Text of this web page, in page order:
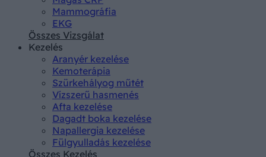
Mammográfia
EKG
Összes Vizsgálat
Kezelés
Aranyér kezelése
Kemoterápia
Szürkehályog műtét
Vízszerű hasmenés
Afta kezelése
Dagadt boka kezelése
Napallergia kezelése
Fülgyulladás kezelése
Összes Kezelés